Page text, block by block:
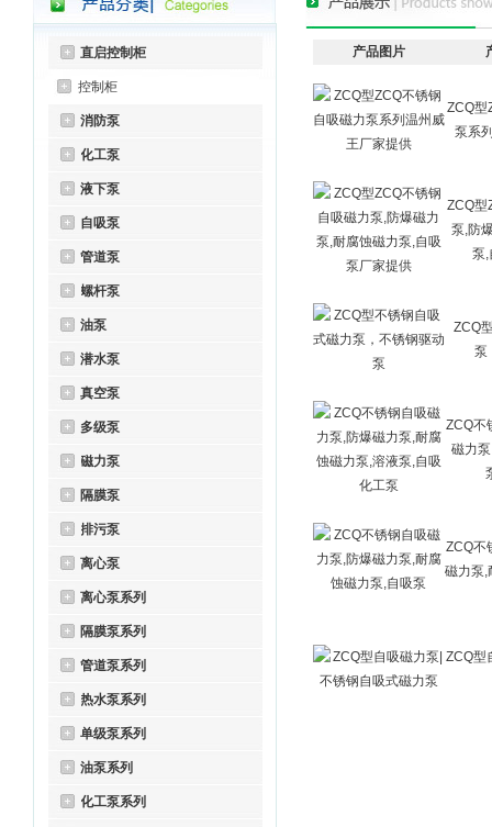
直启控制柜
控制柜
消防泵
化工泵
液下泵
自吸泵
管道泵
螺杆泵
油泵
潜水泵
真空泵
多级泵
磁力泵
隔膜泵
排污泵
离心泵
离心泵系列
隔膜泵系列
管道泵系列
热水泵系列
单级泵系列
油泵系列
化工泵系列
产品图片
ZCQ型
泵系
ZCQ型
泵,防
泵,
ZCQ
泵
ZCQ不
磁力
ZCQ不
磁力泵,
ZCQ型